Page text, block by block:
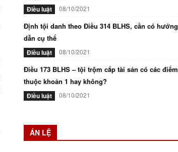
Điều luật 08/10/2021
Định tội danh theo Điều 314 BLHS, cần có hướng
dẫn cụ thể
Điều luật 08/10/2021
Điều 173 BLHS – tội trộm cắp tài sản có các điểm
thuộc khoản 1 hay không?
Điều luật 08/10/2021
ÁN LỆ